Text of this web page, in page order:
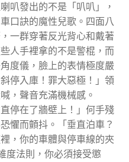
叭發出的不是「叭叭」，
口訣的魔性兒歌。四面八
一群穿著反光背心和戴著
人手裡拿的不是警棍，而
度儀，臉上的表情極度嚴
停入庫！罪大惡極！」領
，聲音充滿機械感。
停在了牆壁上！」何手殘
懼而顫抖。「垂直泊車？
，你的車體與停車線的夾
度法則，你必須接受懲